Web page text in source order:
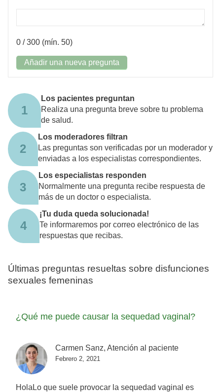
0 / 300 (mín. 50)
Añadir una nueva pregunta
1
Los pacientes preguntan
Realiza una pregunta breve sobre tu problema
de salud.
2
Los moderadores filtran
Las preguntas son verificadas por un moderador y
enviadas a los especialistas correspondientes.
3
Los especialistas responden
Normalmente una pregunta recibe respuesta de
más de un doctor o especialista.
4
¡Tu duda queda solucionada!
Te informaremos por correo electrónico de las
respuestas que recibas.
Últimas preguntas resueltas sobre disfunciones
sexuales femeninas
¿Qué me puede causar la sequedad vaginal?
Carmen Sanz, Atención al paciente
Febrero 2, 2021
HolaLo que suele provocar la sequedad vaginal es